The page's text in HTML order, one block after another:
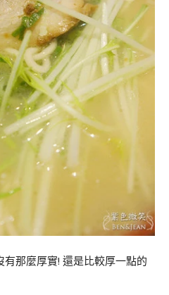
那麼厚實! 還是比較厚一點的